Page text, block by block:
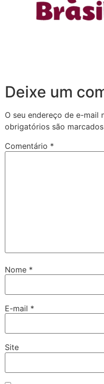
Deixe um
O seu endereço de e-mail
obrigatórios são
Comentário *
Nome *
E-mail *
Site